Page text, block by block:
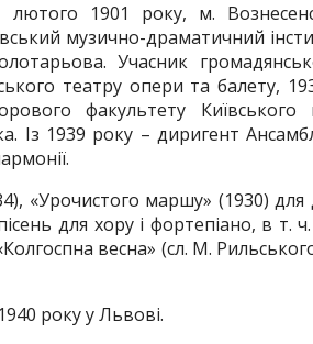
1901 року, м.
музично-драматичний
Учасник
театру опери та балету,
факультету Київського
Із 1939 року – диригент
«Урочистого маршу» (1930) для
для хору і фортепіано, в т.
весна» (сл. М.
року у Львові.